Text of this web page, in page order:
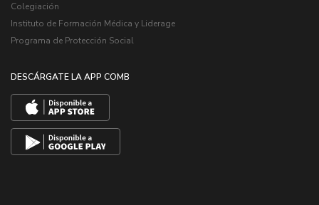
Colegiación
Instituto de Formación Médica y Liderage
Programa de Protección Social
DESCÁRGATE LA APP COMB